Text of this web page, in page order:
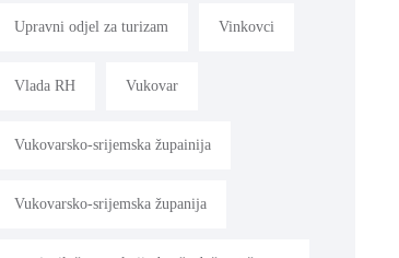
Upravni odjel za turizam Vinkovci
Vlada RH Vukovar
Vukovarsko-srijemska župainija
Vukovarsko-srijemska županija